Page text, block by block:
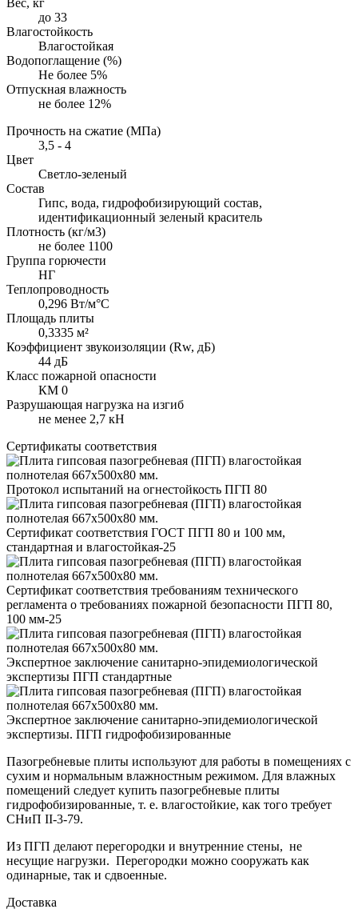
Вес, кг
до 33
Влагостойкость
Влагостойкая
Водопоглащение (%)
Не более 5%
Отпускная влажность
не более 12%
Прочность на сжатие (МПа)
3,5 - 4
Цвет
Светло-зеленый
Состав
Гипс, вода, гидрофобизирующий состав,
идентификационный зеленый краситель
Плотность (кг/м3)
не более 1100
Группа горючести
НГ
Теплопроводность
0,296 Вт/м°С
Площадь плиты
0,3335 м²
Коэффициент звукоизоляции (Rw, дБ)
44 дБ
Класс пожарной опасности
КМ 0
Разрушающая нагрузка на изгиб
не менее 2,7 кН
Сертификаты соответствия
Протокол испытаний на огнестойкость ПГП 80
Сертификат соответствия ГОСТ ПГП 80 и 100 мм,
стандартная и влагостойкая-25
Сертификат соответствия требованиям технического
регламента о требованиях пожарной безопасности ПГП 80,
100 мм-25
Экспертное заключение санитарно-эпидемиологической
экспертизы ПГП стандартные
Экспертное заключение санитарно-эпидемиологической
экспертизы. ПГП гидрофобизированные
Пазогребневые плиты используют для работы в помещениях с
сухим и нормальным влажностным режимом. Для влажных
помещений следует купить пазогребневые плиты
гидрофобизированные, т. е. влагостойкие, как того требует
СНиП II-3-79.
Из ПГП делают перегородки и внутренние стены, не
несущие нагрузки. Перегородки можно сооружать как
одинарные, так и сдвоенные.
Доставка